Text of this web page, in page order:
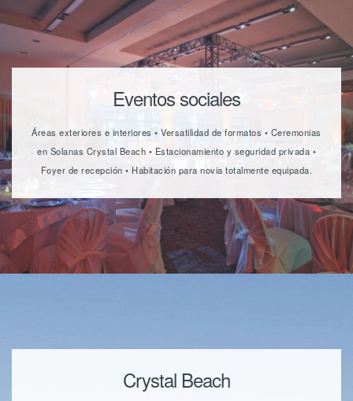
Eventos sociales
Áreas exteriores e interiores • Versatilidad de formatos • Ceremonias
en Solanas Crystal Beach • Estacionamiento y seguridad privada •
Foyer de recepción • Habitación para novia totalmente equipada.
Crystal Beach